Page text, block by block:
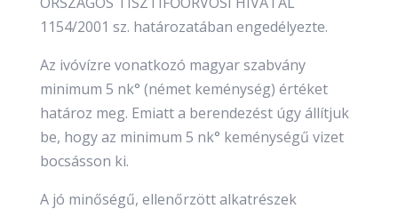
1154/2001 sz. határozatában engedélyezte.
Az ivóvízre vonatkozó magyar szabvány
minimum 5 nk° (német keménység) értéket
határoz meg. Emiatt a berendezést úgy állítjuk
be, hogy az minimum 5 nk° keménységű vizet
bocsásson ki.
A jó minőségű, ellenőrzött alkatrészek